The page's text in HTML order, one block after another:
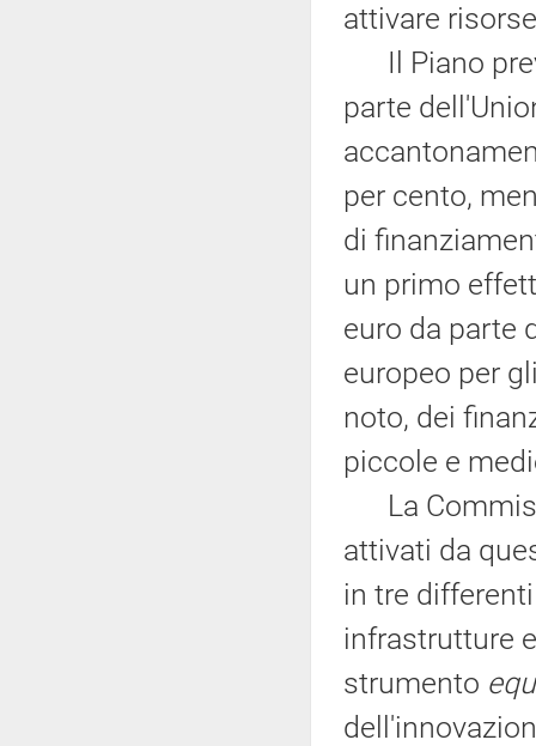
attivare
Il Piano
parte
per cento,
di
un primo
euro da parte
europeo per
noto, dei
piccole e
La
attivati da
in tre
infrastrutture
strumento